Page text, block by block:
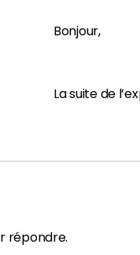
Bonjour,
La suite de
répondre.